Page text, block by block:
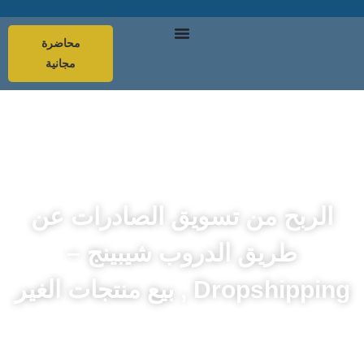
محاضرة
مجانية
الربح من تسويق الصادرات عن
طريق الدروب شيبينج –
Dropshipping , بيع منتجات الغير